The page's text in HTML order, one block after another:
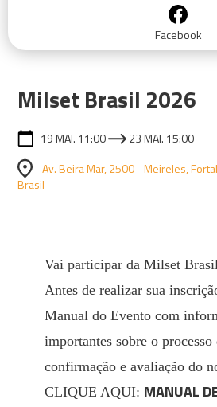
Facebook
Milset Brasil 2026
19 MAI. 11:00
23 MAI. 15:00
Av. Beira Mar, 2500 - Meireles,
Brasil
Vai participar da Milset
Antes de realizar sua
Manual do Evento com
importantes sobre o
confirmação e avaliação do
CLIQUE AQUI: MANUAL